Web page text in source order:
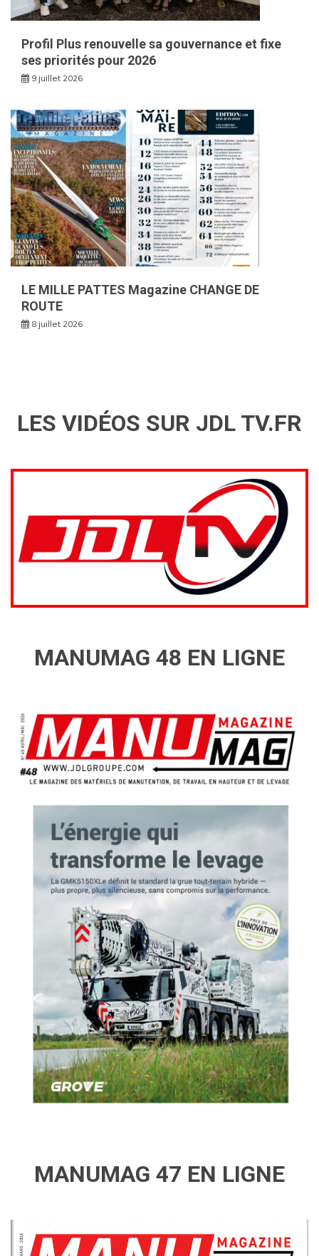
Profil Plus renouvelle sa gouvernance et fixe
ses priorités pour 2026
9 juillet 2026
LE MILLE PATTES Magazine CHANGE DE
ROUTE
8 juillet 2026
LES VIDÉOS SUR JDL TV.FR
MANUMAG 48 EN LIGNE
MANUMAG 47 EN LIGNE